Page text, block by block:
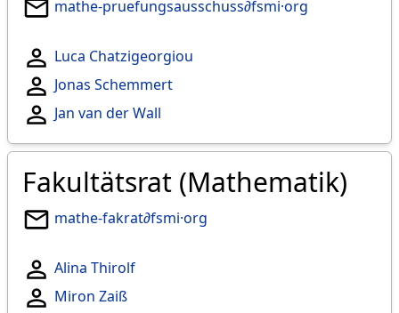
mathe-pruefungsausschuss∂fsmi·org
Luca Chatzigeorgiou
Jonas Schemmert
Jan van der Wall
Fakultätsrat (Mathematik)
mathe-fakrat∂fsmi·org
Alina Thirolf
Miron Zaiß